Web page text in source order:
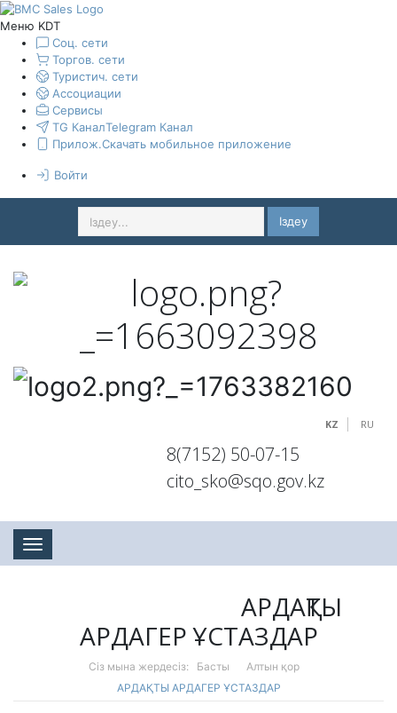
Меню KDT
Соц. сети
Торгов. сети
Туристич. сети
Ассоциации
Сервисы
TG КаналTelegram Канал
Прилож.Скачать мобильное приложение
Войти
Іздеу
KZ RU
8(7152) 50-07-15
cito_sko@sqo.gov.kz
Toggle navigation
АРДАҚТЫ
АРДАГЕР ҰСТАЗДАР
Сіз мына жердесіз: Басты
Алтын қор
АРДАҚТЫ АРДАГЕР ҰСТАЗДАР